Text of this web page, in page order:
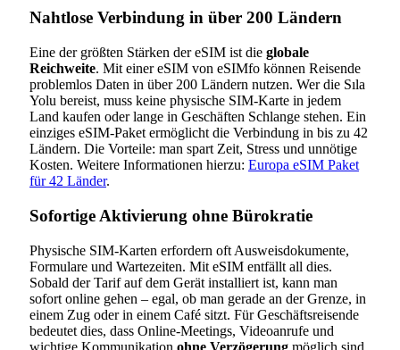
Nahtlose Verbindung in über 200 Ländern
Eine der größten Stärken der eSIM ist die globale
Reichweite. Mit einer eSIM von eSIMfo können Reisende
problemlos Daten in über 200 Ländern nutzen. Wer die Sıla
Yolu bereist, muss keine physische SIM-Karte in jedem
Land kaufen oder lange in Geschäften Schlange stehen. Ein
einziges eSIM-Paket ermöglicht die Verbindung in bis zu 42
Ländern. Die Vorteile: man spart Zeit, Stress und unnötige
Kosten. Weitere Informationen hierzu: Europa eSIM Paket
für 42 Länder.
Sofortige Aktivierung ohne Bürokratie
Physische SIM-Karten erfordern oft Ausweisdokumente,
Formulare und Wartezeiten. Mit eSIM entfällt all dies.
Sobald der Tarif auf dem Gerät installiert ist, kann man
sofort online gehen – egal, ob man gerade an der Grenze, in
einem Zug oder in einem Café sitzt. Für Geschäftsreisende
bedeutet dies, dass Online-Meetings, Videoanrufe und
wichtige Kommunikation ohne Verzögerung möglich sind.